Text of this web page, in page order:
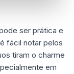
ser prática e
fácil notar pelos
tiram o charme
em